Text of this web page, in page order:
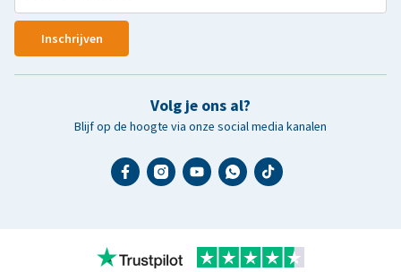
Inschrijven
Volg je ons al?
Blijf op de hoogte via onze social media kanalen